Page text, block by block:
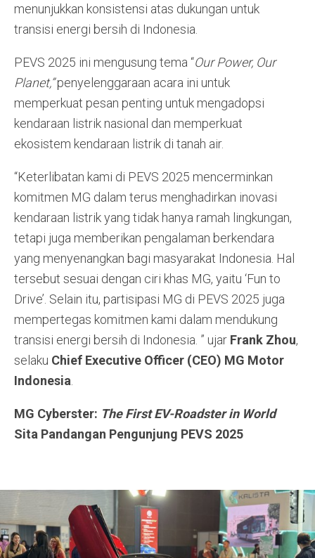
menunjukkan konsistensi atas dukungan untuk
transisi energi bersih di Indonesia.
PEVS 2025 ini mengusung tema “Our Power, Our
Planet,”penyelenggaraan acara ini untuk
memperkuat pesan penting untuk mengadopsi
kendaraan listrik nasional dan memperkuat
ekosistem kendaraan listrik di tanah air.
“Keterlibatan kami di PEVS 2025 mencerminkan
komitmen MG dalam terus menghadirkan inovasi
kendaraan listrik yang tidak hanya ramah lingkungan,
tetapi juga memberikan pengalaman berkendara
yang menyenangkan bagi masyarakat Indonesia. Hal
tersebut sesuai dengan ciri khas MG, yaitu ‘Fun to
Drive’. Selain itu, partisipasi MG di PEVS 2025 juga
mempertegas komitmen kami dalam mendukung
transisi energi bersih di Indonesia. ” ujar Frank Zhou,
selaku Chief Executive Officer (CEO) MG Motor
Indonesia
MG Cyberster: The First EV-Roadster in World
Sita Pandangan Pengunjung PEVS 2025